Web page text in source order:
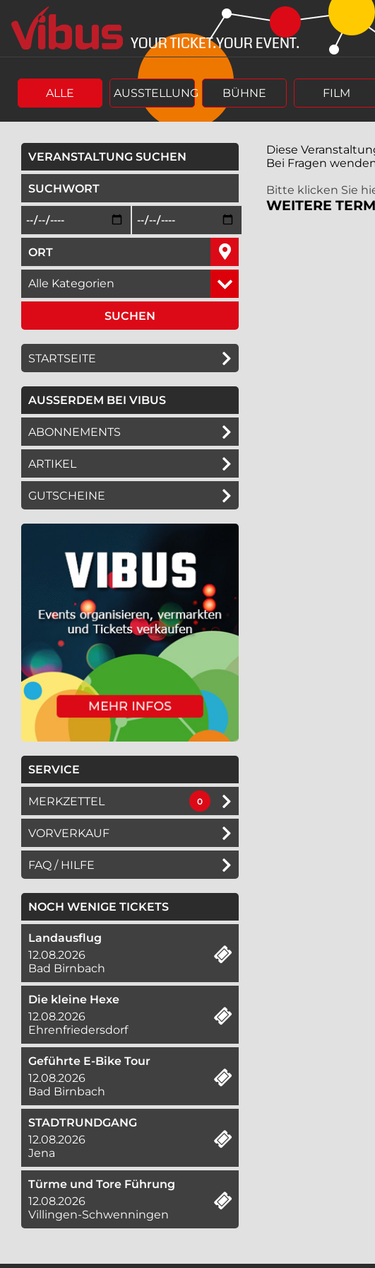
Springe
zum
Hauptinhalt
zum
Menü
ALLE AUSSTELLUNG BÜHNE FILM
VERANSTALTUNG SUCHEN
Beginn des Suchzeitraums in der Form Tag, Monat, Jahr (4
Ende des Suchzeitraums in der Form Tag,
geben Sie den Ort ein, in dem Sie suchen wollen,
wählen Sie eine Veranstaltungskategorie aus,
STARTSEITE
AUSSERDEM BEI VIBUS
ABONNEMENTS
ARTIKEL
GUTSCHEINE
SERVICE
MERKZETTEL 0
VORVERKAUF
FAQ / HILFE
NOCH WENIGE TICKETS
Landausflug
12.08.2026
Bad Birnbach
Die kleine Hexe
12.08.2026
Ehrenfriedersdorf
Geführte E-Bike Tour
12.08.2026
Bad Birnbach
STADTRUNDGANG
12.08.2026
Jena
Türme und Tore Führung
12.08.2026
Villingen-Schwenningen
Diese
Bei Fragen
Bitte klicken Sie
WEITERE